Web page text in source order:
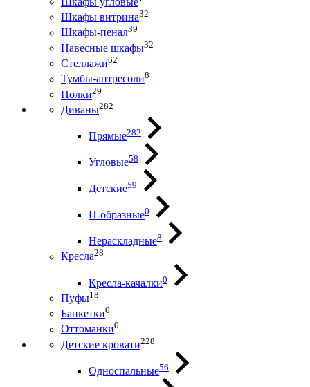
Шкафы витрина32
Шкафы-пенал39
Навесные шкафы32
Стеллажи62
Тумбы-антресоли8
Полки29
Диваны282
Прямые282
Угловые58
Детские59
П-образные0
Нераскладные8
Кресла28
Кресла-качалки0
Пуфы18
Банкетки0
Оттоманки0
Детские кровати228
Односпальные56